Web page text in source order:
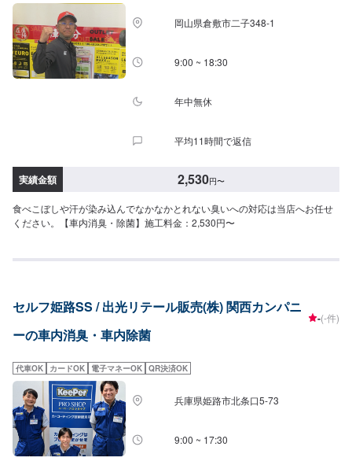
岡山県倉敷市二子348-1
9:00 ~ 18:30
年中無休
平均11時間で返信
実績金額 2,530円〜
食べこぼしや汗が染み込んでなかなかとれない臭いへの対応は当店へお任せ
ください。【車内消臭・除菌】施工料金：2,530円〜
セルフ姫路SS / 出光リテール販売(株) 関西カンパニ
ーの車内消臭・車内除菌
-(-件)
代車OK カードOK 電子マネーOK QR決済OK
兵庫県姫路市北条口5-73
9:00 ~ 17:30